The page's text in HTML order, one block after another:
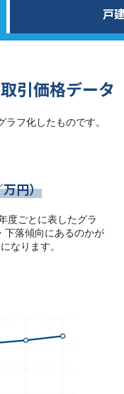
引価格データ
フ化したものです。
円）
度ごとに表したグラ
下落傾向にあるのかが
なります。
戸